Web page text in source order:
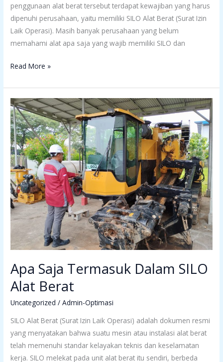
penggunaan alat berat tersebut terdapat kewajiban yang harus
dipenuhi perusahaan, yaitu memiliki SILO Alat Berat (Surat Izin
Laik Operasi). Masih banyak perusahaan yang belum
memahami alat apa saja yang wajib memiliki SILO dan
Read More »
Apa Saja Termasuk Dalam SILO
Alat Berat
Uncategorized /Admin-Optimasi
SILO Alat Berat (Surat Izin Laik Operasi) adalah dokumen resmi
yang menyatakan bahwa suatu mesin atau instalasi alat berat
telah memenuhi standar kelayakan teknis dan keselamatan
kerja. SILO melekat pada unit alat berat itu sendiri, berbeda
Apa
Saja
Termasuk
Dalam
SILO
Alat
Berat